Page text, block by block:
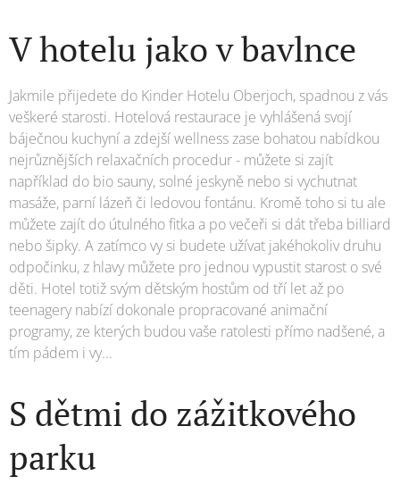
V hotelu jako v bavlnce
Jakmile přijedete do Kinder Hotelu Oberjoch, spadnou z vás
veškeré starosti. Hotelová restaurace je vyhlášená svojí
báječnou kuchyní a zdejší wellness zase bohatou nabídkou
nejrůznějších relaxačních procedur - můžete si zajít
například do bio sauny, solné jeskyně nebo si vychutnat
masáže, parní lázeň či ledovou fontánu. Kromě toho si tu ale
můžete zajít do útulného fitka a po večeři si dát třeba billiard
nebo šipky. A zatímco vy si budete užívat jakéhokoliv druhu
odpočinku, z hlavy můžete pro jednou vypustit starost o své
děti. Hotel totiž svým dětským hostům od tří let až po
teenagery nabízí dokonale propracované animační
programy, ze kterých budou vaše ratolesti přímo nadšené, a
tím pádem i vy...
S dětmi do zážitkového
parku